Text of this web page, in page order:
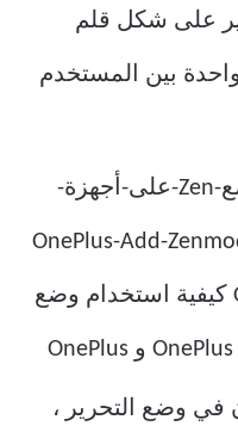
على شكل قلم
بين المستخدم
في وضع التحرير ،